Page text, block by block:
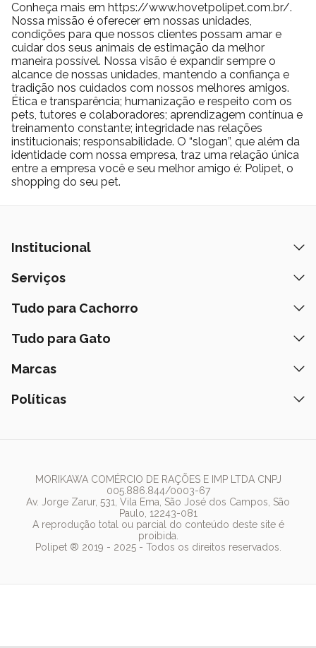
Conheça mais em https://www.hovetpolipet.com.br/.
Nossa missão é oferecer em nossas unidades,
condições para que nossos clientes possam amar e
cuidar dos seus animais de estimação da melhor
maneira possível. Nossa visão é expandir sempre o
alcance de nossas unidades, mantendo a confiança e
tradição nos cuidados com nossos melhores amigos.
Ética e transparência; humanização e respeito com os
pets, tutores e colaboradores; aprendizagem contínua e
treinamento constante; integridade nas relações
institucionais; responsabilidade. O “slogan”, que além da
identidade com nossa empresa, traz uma relação única
entre a empresa você e seu melhor amigo é: Polipet, o
shopping do seu pet.
Institucional
Quem Somos
Prazos de Entrega
Fale Conosco
Lista de Desejos
Serviços
Banho e Tosa
Peça pelo Delivery
Assinatura Polipet
Tudo para Cachorro
Ração
Coleiras
Tudo para Gato
Ração
Marcas
Nexgard
Pedigree
Whiskas
Dog Chow
Royal Canin
Políticas
MORIKAWA COMÉRCIO DE RAÇÕES E IMP LTDA CNPJ
005.886.844/0003-67
Av. Jorge Zarur, 531, Vila Ema, São José dos Campos, São
Paulo, 12243-081
A reprodução total ou parcial do conteúdo deste site é
proibida.
Polipet ® 2019 - 2025 - Todos os direitos reservados.